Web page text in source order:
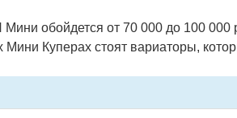
обойдется от 70 000 до 100 000
Куперах стоят вариаторы,